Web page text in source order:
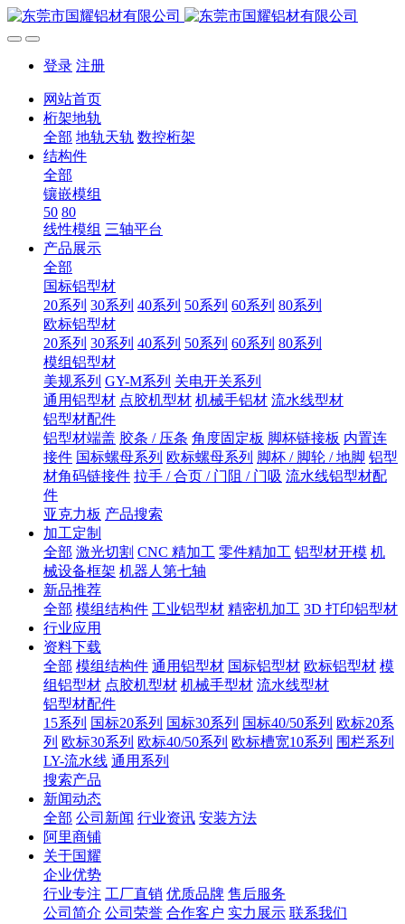
登录 注册
网站首页
桁架地轨
全部 地轨天轨 数控桁架
结构件
全部
镶嵌模组
50 80
线性模组 三轴平台
产品展示
全部
国标铝型材
20系列 30系列 40系列 50系列 60系列 80系列
欧标铝型材
20系列 30系列 40系列 50系列 60系列 80系列
模组铝型材
美规系列 GY-M系列 关电开关系列
通用铝型材 点胶机型材 机械手铝材 流水线型材
铝型材配件
铝型材端盖 胶条 / 压条 角度固定板 脚杯链接板 内置连
接件 国标螺母系列 欧标螺母系列 脚杯 / 脚轮 / 地脚 铝型
材角码链接件 拉手 / 合页 / 门阻 / 门吸 流水线铝型材配
件
亚克力板 产品搜索
加工定制
全部 激光切割 CNC 精加工 零件精加工 铝型材开模 机
械设备框架 机器人第七轴
新品推荐
全部 模组结构件 工业铝型材 精密机加工 3D 打印铝型材
行业应用
资料下载
全部 模组结构件 通用铝型材 国标铝型材 欧标铝型材 模
组铝型材 点胶机型材 机械手型材 流水线型材
铝型材配件
15系列 国标20系列 国标30系列 国标40/50系列 欧标20系
列 欧标30系列 欧标40/50系列 欧标槽宽10系列 围栏系列
LY-流水线 通用系列
搜索产品
新闻动态
全部 公司新闻 行业资讯 安装方法
阿里商铺
关于国耀
企业优势
行业专注 工厂直销 优质品牌 售后服务
公司简介 公司荣誉 合作客户 实力展示 联系我们